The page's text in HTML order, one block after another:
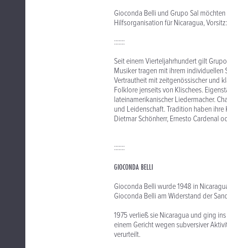
Gioconda Belli und Grupo Sal
Hilfsorganisation für Nicaragua,
:::::::
Seit einem Vierteljahrhundert gilt
Musiker tragen mit ihrem
Vertrautheit mit zeitgenössischer und
Folklore jenseits von Klischees.
lateinamerikanischer Liedermacher.
und Leidenschaft. Tradition haben
Dietmar Schönherr, Ernesto Cardenal
:::::::
GIOCONDA BELLI
Gioconda Belli wurde 1948 in
Gioconda Belli am Widerstand der
1975 verließ sie Nicaragua und ging
einem Gericht wegen subversiver
verurteilt.